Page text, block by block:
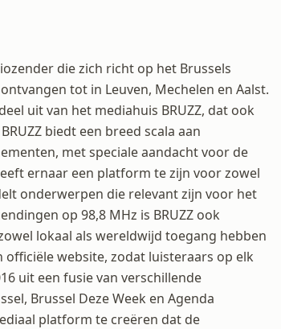
die zich richt op het Brussels
tot in Leuven, Mechelen en Aalst.
uit van het mediahuis BRUZZ, dat ook
biedt een breed scala aan
met speciale aandacht voor de
ernaar een platform te zijn voor zowel
onderwerpen die relevant zijn voor het
op 98,8 MHz is BRUZZ ook
lokaal als wereldwijd toegang hebben
website, zodat luisteraars op elk
uit een fusie van verschillende
Brussel Deze Week en Agenda
platform te creëren dat de